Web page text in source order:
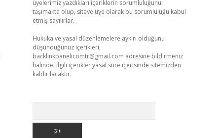
üyelerimiz yazdıkları içeriklerin sorumluluğunu
taşımakta olup, siteye üye olarak bu sorumluluğu kabul
etmiş sayılırlar.
Hukuka ve yasal düzenlemelere aykırı olduğunu
düşündüğünüz içerikleri,
backlinkpanelicomtr@gmail.com adresine bildirmeniz
halinde, ilgili içerikler yasal süre içerisinde sitemizden
kaldırılacaktır.